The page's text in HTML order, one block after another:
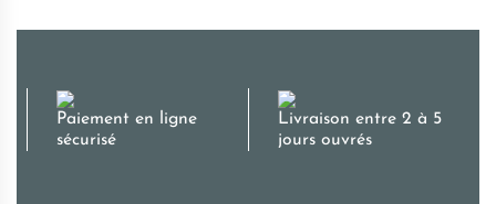
Paiement en ligne
sécurisé
Livraison entre 2 à 5
jours ouvrés